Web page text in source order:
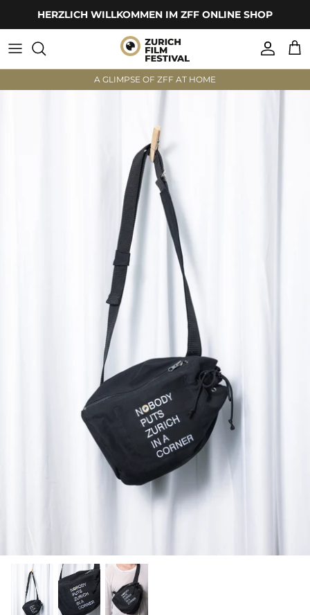
Inhalt
HERZLICH WILLKOMMEN IM ZFF ONLINE SHOP
Bekleidung
Zubehör
A GLIMPSE OF ZFF AT HOME